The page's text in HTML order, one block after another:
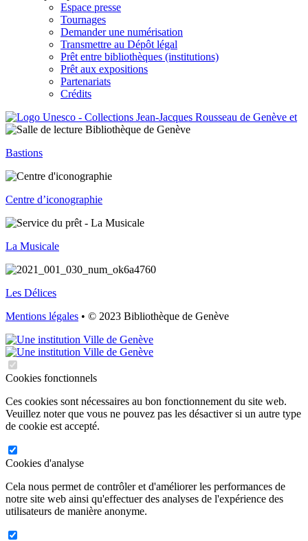
Espace presse
Tournages
Demander une numérisation
Transmettre au Dépôt légal
Prêt entre bibliothèques (institutions)
Prêt aux expositions
Partenariats
Crédits
Bastions
Centre d’iconographie
La Musicale
Les Délices
Mentions légales • © 2023 Bibliothèque de Genève
Cookies fonctionnels
Ces cookies sont nécessaires au bon fonctionnement du site web.
Veuillez noter que vous ne pouvez pas les désactiver si un autre type
de cookie est accepté.
Cookies d'analyse
Cela nous permet de contrôler et d'améliorer les performances de
notre site web ainsi qu'effectuer des analyses de l'expérience des
utilisateurs de manière anonyme.